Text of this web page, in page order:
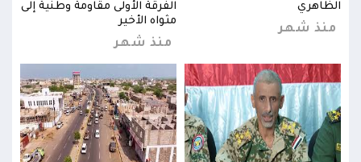
الظاهري
منذ شهر
الفرقة الأولى مقاومة وطنية إلى
مثواه الأخير
منذ شهر